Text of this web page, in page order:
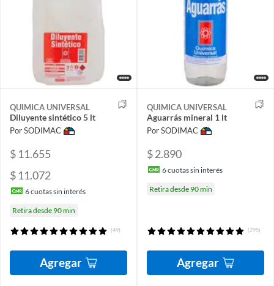
QUIMICA UNIVERSAL
Diluyente sintético 5 lt
Por SODIMAC
$ 11.655
$ 11.072
6cuotas sin interés
Retira desde 90 min
(49)
Agregar
QUIMICA UNIVERSAL
Aguarrás mineral 1 lt
Por SODIMAC
$ 2.890
6cuotas sin interés
Retira desde 90 min
(295)
Agregar